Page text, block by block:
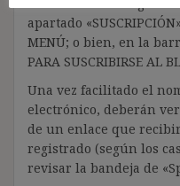
apartado
MENÚ; o bien, en la
PARA SUSCRIBIRSE AL
Una vez facilitado el
electrónico, deberán
de un enlace que
registrado (según los
revisar la bandeja de